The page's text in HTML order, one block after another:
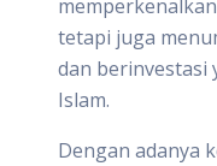
tetapi juga
dan berinvestasi
Islam.
Dengan adanya